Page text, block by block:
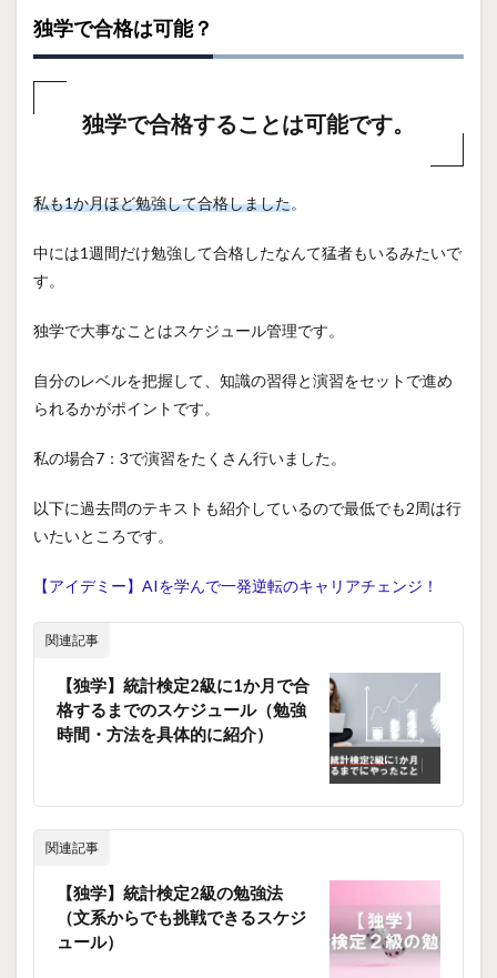
独学で合格は可能？
独学で合格することは可能です。
私も1か月ほど勉強して合格しました。
中には1週間だけ勉強して合格したなんて猛者もいるみたいで
す。
独学で大事なことはスケジュール管理です。
自分のレベルを把握して、知識の習得と演習をセットで進め
られるかがポイントです。
私の場合7：3で演習をたくさん行いました。
以下に過去問のテキストも紹介しているので最低でも2周は行
いたいところです。
【アイデミー】AIを学んで一発逆転のキャリアチェンジ！
関連記事
【独学】統計検定2級に1か月で合
格するまでのスケジュール（勉強
時間・方法を具体的に紹介）
関連記事
【独学】統計検定2級の勉強法
（文系からでも挑戦できるスケジ
ュール）